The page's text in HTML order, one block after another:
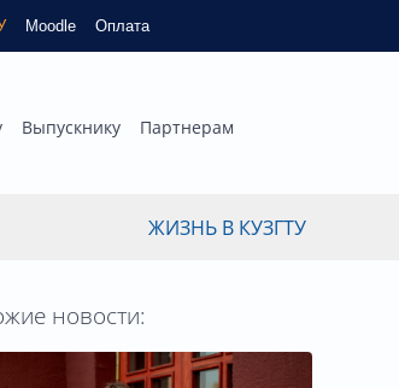
Moodle Оплата
Выпускнику Партнерам
ЖИЗНЬ В КУЗГТУ
новости: